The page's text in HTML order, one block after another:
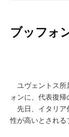
ブッフォ
ユヴェントス所
ォンに、代表復帰
先日、イタリア
性が高いとされる